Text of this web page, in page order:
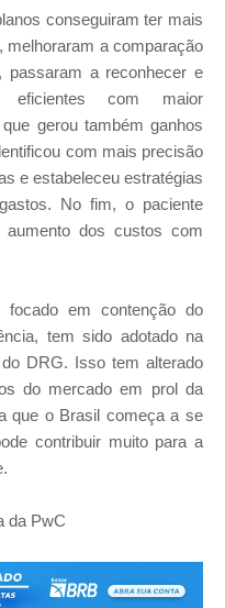
conseguiram ter mais
a comparação
passaram a reconhecer e
com maior
gerou também ganhos
com mais precisão
e estabeleceu estratégias
No fim, o paciente
dos custos com
focado em contenção do
tem sido adotado na
DRG. Isso tem alterado
do mercado em prol da
que o Brasil começa a se
contribuir muito para a
da PwC